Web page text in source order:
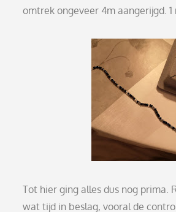
omtrek ongeveer 4m aangerijgd.
Tot hier ging alles dus nog prima.
wat tijd in beslag, vooral de